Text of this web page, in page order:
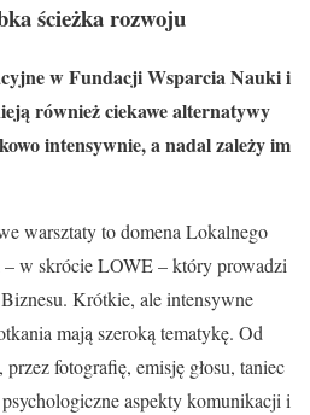
ścieżka rozwoju
w Fundacji Wsparcia Nauki i
również ciekawe alternatywy
intensywnie, a nadal zależy im
warsztaty to domena Lokalnego
w skrócie LOWE – który prowadzi
Krótkie, ale intensywne
mają szeroką tematykę. Od
fotografię, emisję głosu, taniec
aspekty komunikacji i